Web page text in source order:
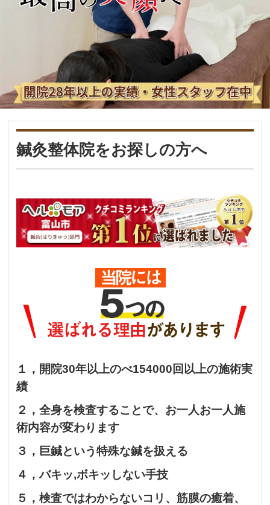
鍼灸整体院をお探しの方へ
１，開院30年以上のべ154000回以上の施術実
績
２，全身を検査することで、お一人お一人施
術内容が変わります
３，巨鍼という特殊な鍼を扱える
４，バキッ,ボキッしない手技
５，検査ではわからないコリ、筋膜の癒着、